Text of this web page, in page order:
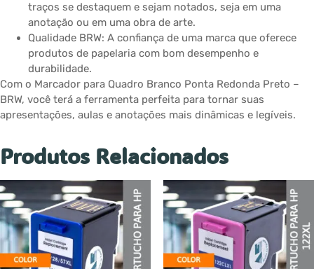
traços se destaquem e sejam notados, seja em uma
anotação ou em uma obra de arte.
Qualidade BRW: A confiança de uma marca que oferece
produtos de papelaria com bom desempenho e
durabilidade.
Com o Marcador para Quadro Branco Ponta Redonda Preto –
BRW, você terá a ferramenta perfeita para tornar suas
apresentações, aulas e anotações mais dinâmicas e legíveis.
Produtos Relacionados